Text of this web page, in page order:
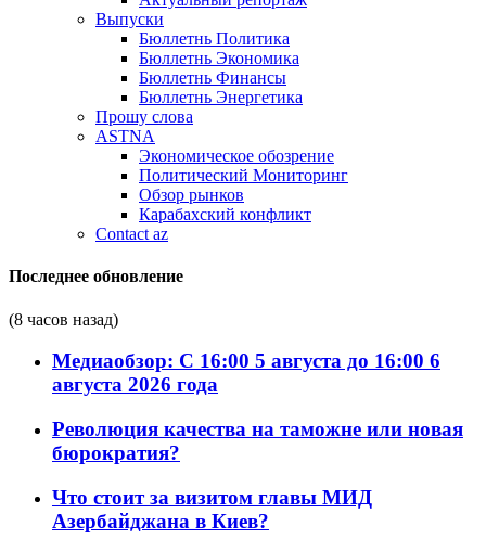
Выпуски
Бюллетнь Политика
Бюллетнь Экономика
Бюллетнь Финансы
Бюллетнь Энергетика
Прошу слова
ASTNA
Экономическое обозрение
Политический Мониторинг
Обзор рынков
Карабахский конфликт
Contact az
Последнее обновление
(8 часов назад)
Медиаобзор: С 16:00 5 августа до 16:00 6
августа 2026 года
Революция качества на таможне или новая
бюрократия?
Что стоит за визитом главы МИД
Азербайджана в Киев?